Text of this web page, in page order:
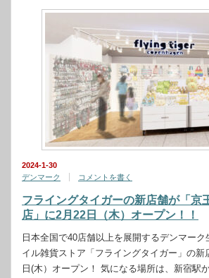
2024-1-30
デンマーク
コメントを書く
フライングタイガーの新店舗が「京
店」に2月22日（木）オープン！！
日本全国で40店舗以上を展開するデンマーク
イル雑貨ストア「フライングタイガー」の新
日(木）オープン！ 気になる場所は、新宿駅